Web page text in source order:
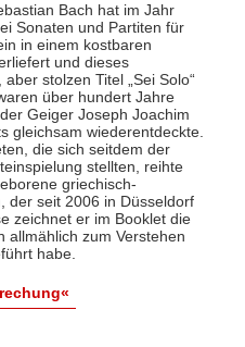
Bach hat im Jahr
Sonaten und Partiten für
in einem kostbaren
und dieses
stolzen Titel „Sei Solo“
über hundert Jahre
Geiger Joseph Joachim
gleichsam wiederentdeckte.
die sich seitdem der
stellten, reihte
griechisch-
der seit 2006 in Düsseldorf
zeichnet er im Booklet die
allmählich zum Verstehen
habe.